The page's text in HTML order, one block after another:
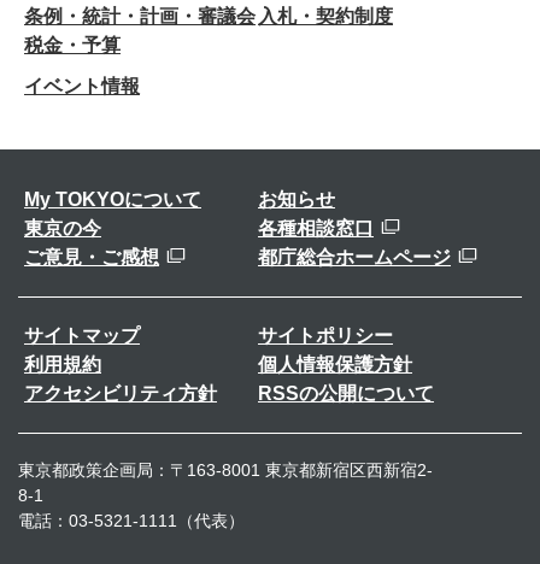
条例・統計・計画・審議会 入札・契約制度
税金・予算
イベント情報
My TOKYOについて
お知らせ
東京の今
各種相談窓口
ご意見・ご感想
都庁総合ホームページ
サイトマップ
サイトポリシー
利用規約
個人情報保護方針
アクセシビリティ方針
RSSの公開について
東京都政策企画局：〒163-8001 東京都新宿区西新宿2-
8-1
電話：03-5321-1111（代表）